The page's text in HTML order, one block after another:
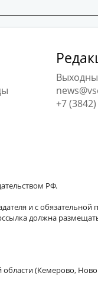
+7
РФ.
и с
должна
(Кемерово,